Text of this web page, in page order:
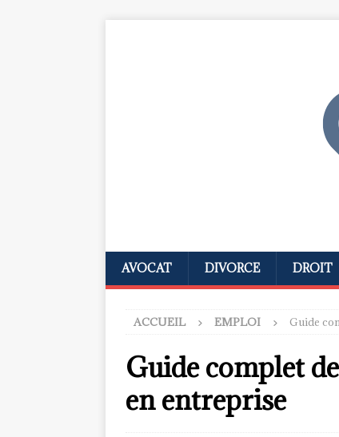
AVOCAT DIVORCE DROIT
ACCUEIL EMPLOI Guide
Guide complet
en entreprise